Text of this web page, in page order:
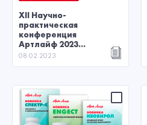
XII Научно-
практическая
конференция
Артлайф 2023...
08.02.2023